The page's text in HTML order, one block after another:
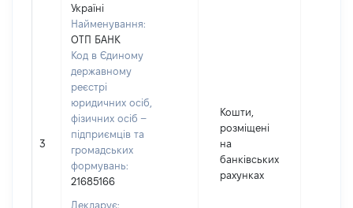
3
Україні
Найменування:
ОТП БАНК
Код в Єдиному
державному
реєстрі
юридичних осіб,
фізичних осіб –
підприємців та
громадських
формувань:
21685166
Декларує:
Кошти,
розміщені
на
банківських
рахунках